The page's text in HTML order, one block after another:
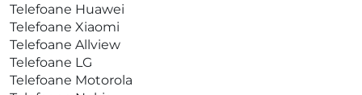
Telefoane Huawei
Telefoane Xiaomi
Telefoane Allview
Telefoane LG
Telefoane Motorola